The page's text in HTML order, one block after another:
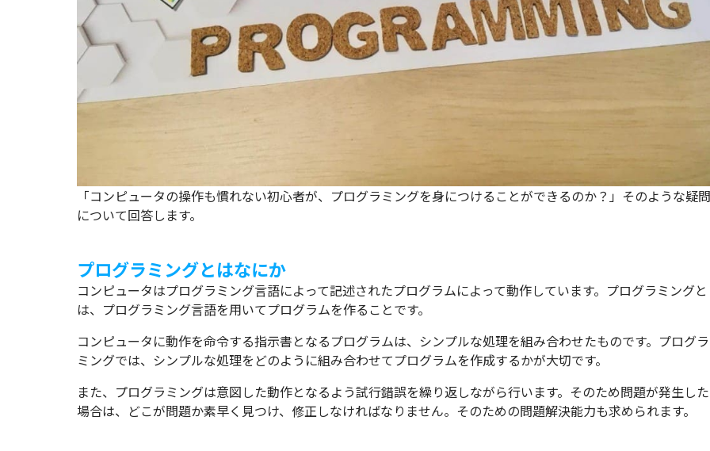
「コンピュータの操作も慣れない初心者が、プログラミングを身につけることができるのか？」そのような疑問
について回答します。
プログラミングとはなにか
コンピュータはプログラミング言語によって記述されたプログラムによって動作しています。プログラミングと
は、プログラミング言語を用いてプログラムを作ることです。
コンピュータに動作を命令する指示書となるプログラムは、シンプルな処理を組み合わせたものです。プログラ
ミングでは、シンプルな処理をどのように組み合わせてプログラムを作成するかが大切です。
また、プログラミングは意図した動作となるよう試行錯誤を繰り返しながら行います。そのため問題が発生した
場合は、どこが問題か素早く見つけ、修正しなければなりません。そのための問題解決能力も求められます。